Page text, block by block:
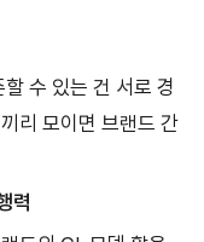
할 수 있는 건 서로 경
리 모이면 브랜드 간
력